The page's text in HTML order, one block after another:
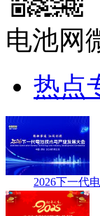
电池网
热点
2026下一代